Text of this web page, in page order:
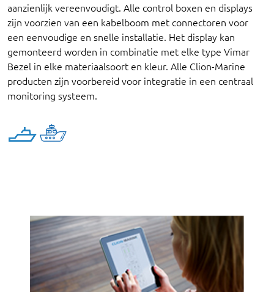
aanzienlijk vereenvoudigt. Alle control boxen en displays
zijn voorzien van een kabelboom met connectoren voor
een eenvoudige en snelle installatie. Het display kan
gemonteerd worden in combinatie met elke type Vimar
Bezel in elke materiaalsoort en kleur. Alle Clion-Marine
producten zijn voorbereid voor integratie in een centraal
monitoring systeem.